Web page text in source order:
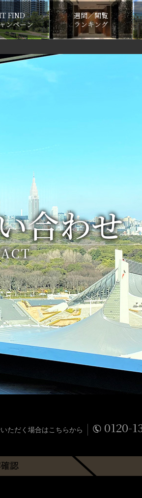
FIND
ンペーン
週間／閲覧
ランキング
合わせ
ただく場合はこちらから 0120-